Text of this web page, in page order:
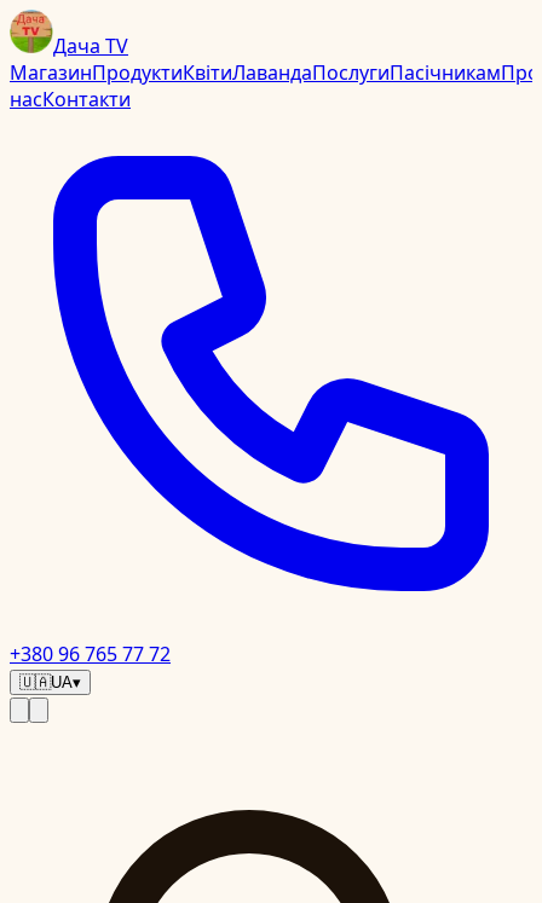
Дача TV
МагазинПродуктиКвітиЛавандаПослугиПасічникамПро
насКонтакти
+380 96 765 77 72
🇺🇦UA▾